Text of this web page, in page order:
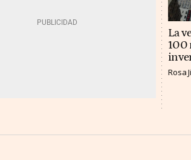
La
100
Rosa